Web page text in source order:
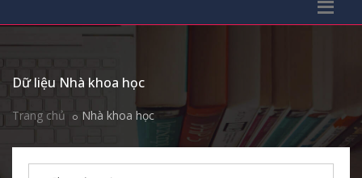
Dữ liệu Nhà khoa học
Trang chủ Nhà khoa học